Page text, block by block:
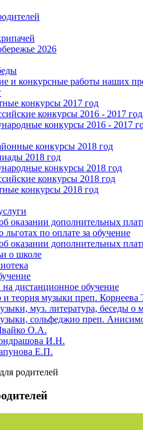
2026
и конкурсные работы наших
конкурсы 2017 год
конкурсы 2016 - 2017
конкурсы 2016 - 2017
конкурсы 2018 год
2018 год
конкурсы 2018 год
конкурсы 2018 год
конкурсы 2018 год
оказании дополнительных
по оплате за обучение
оказании дополнительных
о школе
дистанционное обучение
теория музыки преп. Корнеева
муз. литература, беседы
сольфеджио преп.
О.А.
И.Н.
Е.П.
родителей